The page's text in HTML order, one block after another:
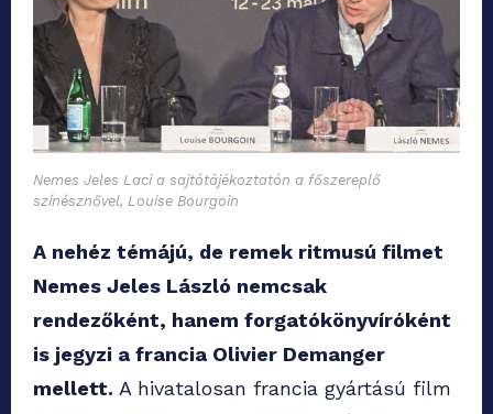
Nemes Jeles Laci a sajtótájékoztatón a főszereplő
színésznővel, Louise Bourgoin
A nehéz témájú, de remek ritmusú filmet
Nemes Jeles László nemcsak
rendezőként, hanem forgatókönyvíróként
is jegyzi a francia Olivier Demanger
mellett. A hivatalosan francia gyártású film